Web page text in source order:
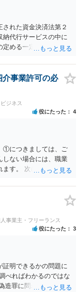
れた資金決済法第２
納代行サービスの中に
定める一定の要件（内
第２条の２の定める一
いては、該当条文を見
思いますし、この掲
野に詳しそうな弁護
決済法） 第二条の二
取人」という。）から
れらに類する方法に
からの委託（二以上
する方法により支払を
の者に受け入れさせ、
金を当該受取人に交
って、受取人が個人
合におけるものを除
を満たすものは、為
事業許可の必
ジネス
役にたった 4
①につきましては、ご
しない場合には、職業
ます。 次に、②につい
考えられます。 以上が
用関係」の成立のあっ
能性があります。 こ
的にみても、問題な
また、業務委託契約
になりますので、分
能性がある点にも注
対応いただいた方がよ
ただき、全体的なリー
します。
事業主・フリーランス
役にたった 3
証明できるかの問題に
べればわかるのではな
造罪に問われることに